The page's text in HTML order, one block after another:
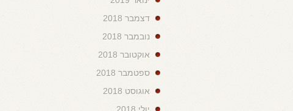
דצמבר 2018
נובמבר 2018
אוקטובר 2018
ספטמבר 2018
אוגוסט 2018